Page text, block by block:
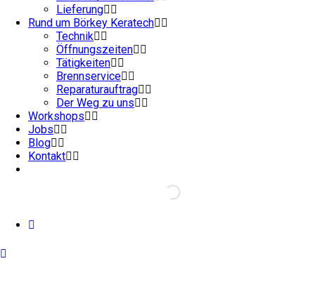
Lieferung
Rund um Börkey Keratech
Technik
Öffnungszeiten
Tätigkeiten
Brennservice
Reparaturauftrag
Der Weg zu uns
Workshops
Jobs
Blog
Kontakt